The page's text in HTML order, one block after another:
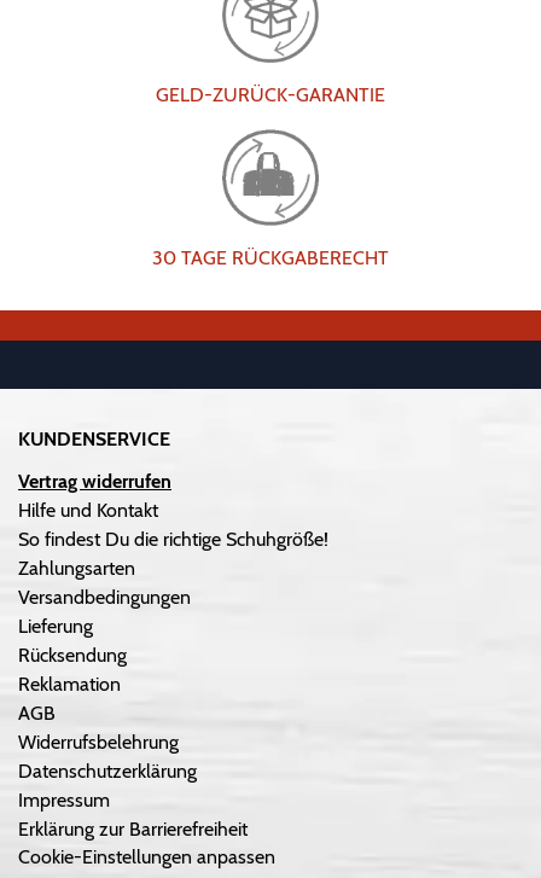
GELD-ZURÜCK-GARANTIE
30 TAGE RÜCKGABERECHT
KUNDENSERVICE
Vertrag widerrufen
Hilfe und Kontakt
So findest Du die richtige Schuhgröße!
Zahlungsarten
Versandbedingungen
Lieferung
Rücksendung
Reklamation
AGB
Widerrufsbelehrung
Datenschutzerklärung
Impressum
Erklärung zur Barrierefreiheit
Cookie-Einstellungen anpassen